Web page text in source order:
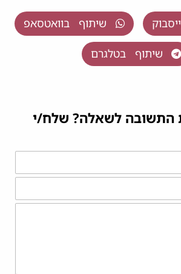
שיתוף בוואטסאפ
שיתוף בטלגרם
לשאלה? שלח/י